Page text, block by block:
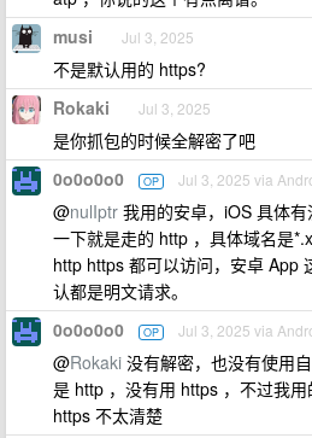
musi Jul 3, 2025
不是默认用的 https?
Rokaki Jul 3, 2025
是你抓包的时候全解密了吧
0o0o0o0 OP Jul 3, 2025 via
@nulIptr 我用的安卓，iOS 具体
一下就是走的 http ，具体域名是
http https 都可以访问，安卓 App
认都是明文请求。
0o0o0o0 OP Jul 3, 2025 via
@Rokaki 没有解密，也没有使用
是 http ，没有用 https ，不过我
https 不太清楚